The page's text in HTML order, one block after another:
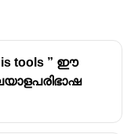
his tools ” ഈ